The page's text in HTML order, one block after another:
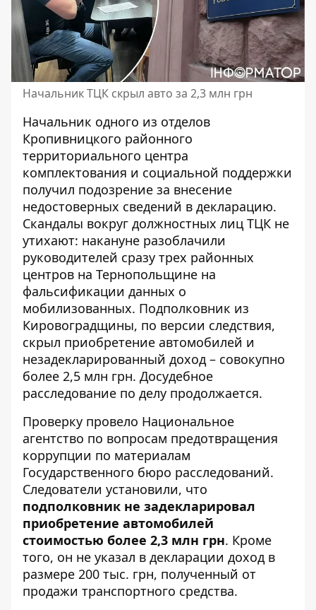
Начальник ТЦК скрыл авто за 2,3 млн грн
Начальник одного из отделов
Кропивницкого районного
территориального центра
комплектования и социальной поддержки
получил подозрение за внесение
недостоверных сведений в декларацию.
Скандалы вокруг должностных лиц ТЦК не
утихают: накануне разоблачили
руководителей сразу трех районных
центров на Тернопольщине на
фальсификации данных о
мобилизованных. Подполковник из
Кировоградщины, по версии следствия,
скрыл приобретение автомобилей и
незадекларированный доход – совокупно
более 2,5 млн грн. Досудебное
расследование по делу продолжается.
Проверку провело Национальное
агентство по вопросам предотвращения
коррупции по материалам
Государственного бюро расследований.
Следователи установили, что
подполковник не задекларировал
приобретение автомобилей
стоимостью более 2,3 млн грн. Кроме
того, он не указал в декларации доход в
размере 200 тыс. грн, полученный от
продажи транспортного средства.